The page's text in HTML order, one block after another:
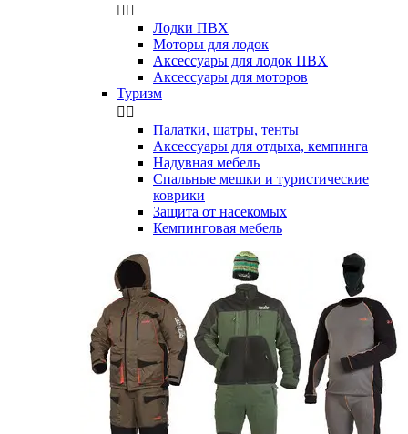
 
Лодки ПВХ
Моторы для лодок
Аксессуары для лодок ПВХ
Аксессуары для моторов
Туризм
 
Палатки, шатры, тенты
Аксессуары для отдыха, кемпинга
Надувная мебель
Спальные мешки и туристические
коврики
Защита от насекомых
Кемпинговая мебель